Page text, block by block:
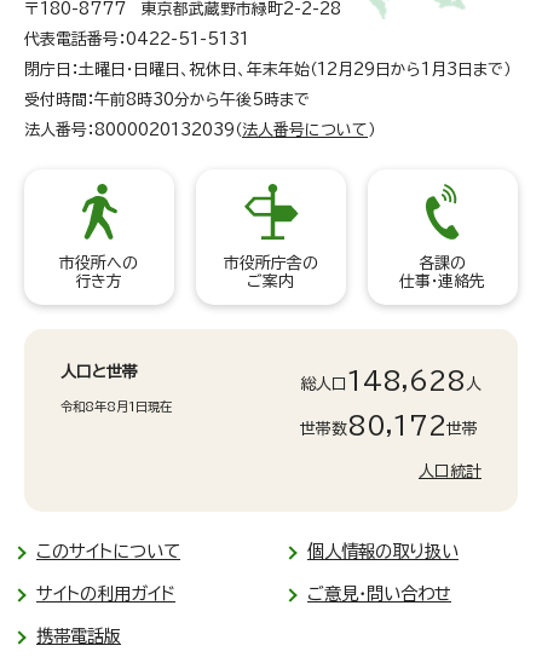
〒180-8777 東京都武蔵野市緑町2-2-28
代表電話番号：0422-51-5131
閉庁日：土曜日・日曜日、祝休日、年末年始（12月29日から1月3日まで）
受付時間：午前8時30分から午後5時まで
法人番号：8000020132039（ 法人番号について ）
市役所への
行き方
市役所庁舎の
ご案内
各課の
仕事・連絡先
人口と世帯
令和8年8月1日現在
総人口 148,628 人
世帯数80,172世帯
人口統計
このサイトについて 個人情報の取り扱い
サイトの利用ガイド ご意見・問い合わせ
携帯電話版